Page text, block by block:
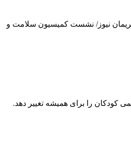
نیوز/ نشست کمیسیون سلامت و
کودکان را برای همیشه تغییر دهد.